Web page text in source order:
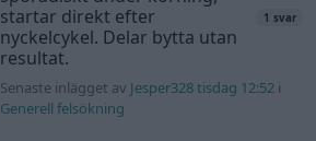
startar direkt efter
nyckelcykel. Delar bytta utan
resultat.
1 svar
Senaste inlägget av Jesper328 tisdag 12:52 i
Generell felsökning